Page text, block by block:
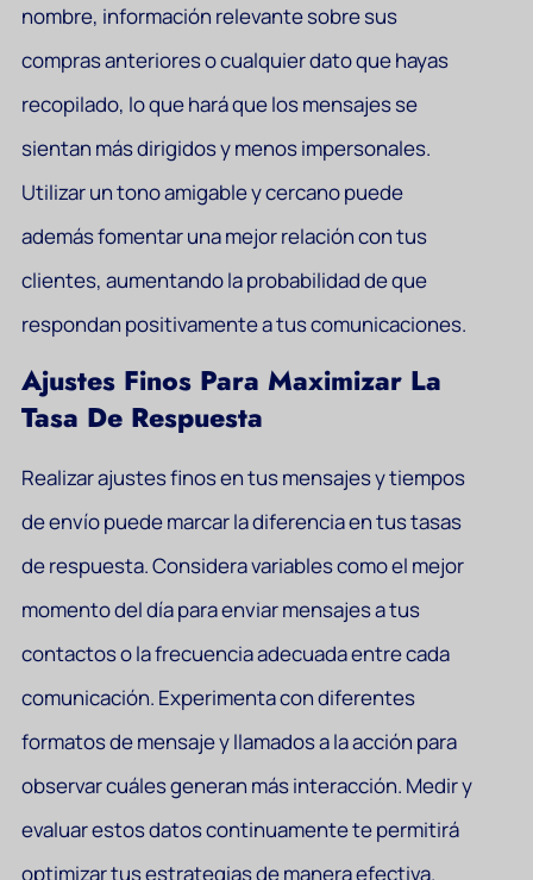
nombre, información relevante sobre sus
compras anteriores o cualquier dato que hayas
recopilado, lo que hará que los mensajes se
sientan más dirigidos y menos impersonales.
Utilizar un tono amigable y cercano puede
además fomentar una mejor relación con tus
clientes, aumentando la probabilidad de que
respondan positivamente a tus comunicaciones.
Ajustes Finos Para Maximizar La
Tasa De Respuesta
Realizar ajustes finos en tus mensajes y tiempos
de envío puede marcar la diferencia en tus tasas
de respuesta. Considera variables como el mejor
momento del día para enviar mensajes a tus
contactos o la frecuencia adecuada entre cada
comunicación. Experimenta con diferentes
formatos de mensaje y llamados a la acción para
observar cuáles generan más interacción. Medir y
evaluar estos datos continuamente te permitirá
optimizar tus estrategias de manera efectiva.